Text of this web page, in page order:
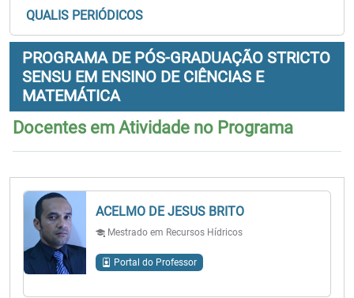
QUALIS PERIÓDICOS
PROGRAMA DE PÓS-GRADUAÇÃO STRICTO
SENSU EM ENSINO DE CIÊNCIAS E
MATEMÁTICA
Docentes em Atividade no Programa
ACELMO DE JESUS BRITO
Mestrado em Recursos Hídricos
Portal do Professor